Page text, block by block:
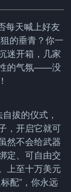
天喊上好友
的垂青？你一
迷开箱，几家
性的气氛——没
拔的仪式，
，开启它就可
然不会给武器
定、可自由交
上至十万美元
配”，你永远